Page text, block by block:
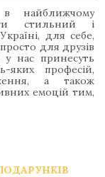
найближчому
стильний і
для себе,
для друзів
у нас принесуть
яких професій,
а також
емоцій тим,